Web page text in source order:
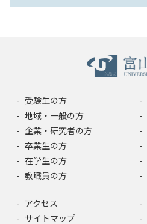
受験生の方
地域・一般の方
企業・研究者の方
卒業生の方
在学生の方
教職員の方
アクセス
サイトマップ